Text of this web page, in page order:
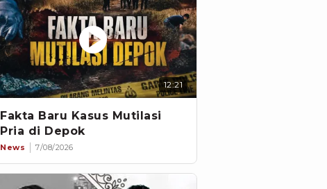
12:21
Fakta Baru Kasus Mutilasi
Pria di Depok
News 7/08/2026